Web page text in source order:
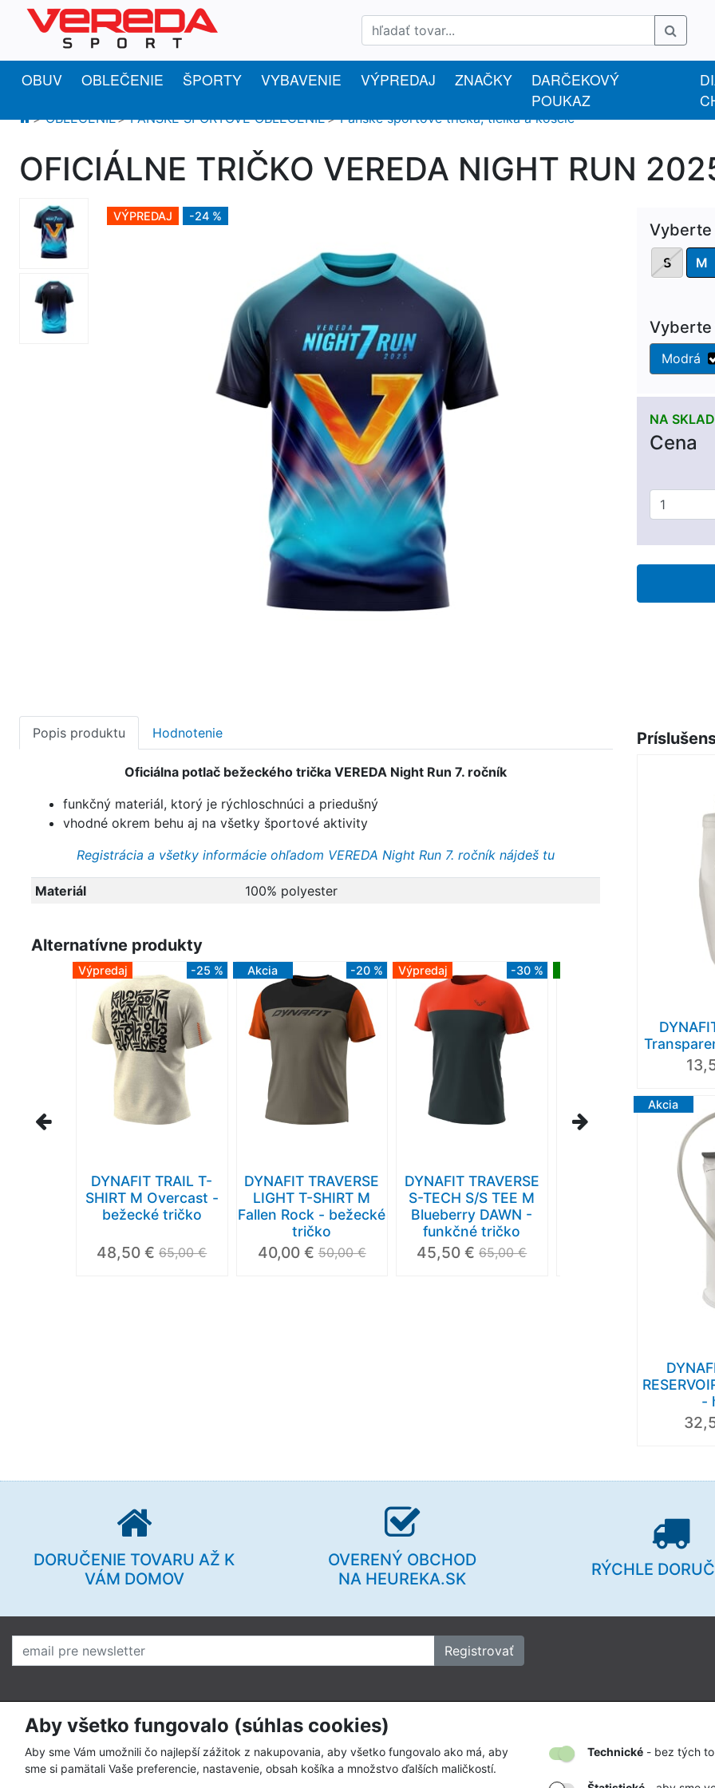
Aby všetko fungovalo (súhlas cookies)
Aby sme Vám umožnili čo najlepší zážitok z nakupovania, aby všetko fungovalo ako má, aby
sme si pamätali Vaše preferencie, nastavenie, obsah košíka a množstvo ďalších maličkostí.
Technické - bez tých
OBUV OBLEČENIE ŠPORTY VYBAVENIE VÝPREDAJ ZNAČKY
DARČEKOVÝ
POUKAZ
OBLEČENIE PÁNSKE ŠPORTOVÉ OBLEČENIE Pánske športové tričká, tielka a košele
OFICIÁLNE TRIČKO VEREDA NIGHT RUN
VÝPREDAJ -24 %
S M
Vyberte
Modrá
NA
Cena
Popis produktu Hodnotenie
Oficiálna potlač bežeckého trička VEREDA Night Run 7. ročník
funkčný materiál, ktorý je rýchloschnúci a priedušný
vhodné okrem behu aj na všetky športové aktivity
Registrácia a všetky informácie ohľadom VEREDA Night Run 7. ročník nájdeš tu
Materiál 100% polyester
Alternatívne produkty
Výpredaj -25 %
DYNAFIT TRAIL T-
SHIRT M Overcast -
bežecké tričko
48,50 € 65,00 €
Akcia -20 %
DYNAFIT TRAVERSE
LIGHT T-SHIRT M
Fallen Rock - bežecké
tričko
40,00 € 50,00 €
Výpredaj -30 %
DYNAFIT TRAVERSE
S-TECH S/S TEE M
Blueberry DAWN -
funkčné tričko
45,50 € 65,00 €
PROGRESS OS
BARBAR "BIKER"-
Akcia
-
DORUČENIE TOVARU AŽ K
VÁM DOMOV
OVERENÝ OBCHOD
NA HEUREKA.SK
RÝCHLE
Registrovať
O nás
Prečo nakupovať u nás
Kto sme
Pre zákazníkov
Ako nakupovať
Spôsoby platby a doručenia
Zákazky na mieru
Partnerstvá a spolupráca